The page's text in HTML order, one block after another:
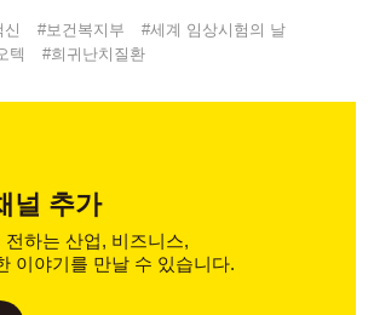
신 #보건복지부 #세계 임상시험의 날
텍 #희귀난치질환
널 추가
하는 산업, 비즈니스,
이야기를 만날 수 있습니다.